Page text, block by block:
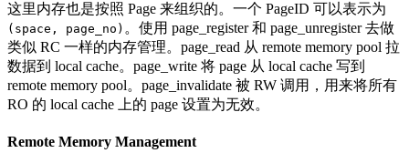
这里内存也是按照 Page 来组织的。一个 PageID 可以表示为
(space, page_no) 。使用 page_register 和 page_unregister 去做
类似 RC 一样的内存管理。page_read 从 remote memory pool 拉
数据到 local cache。page_write 将 page 从 local cache 写到
remote memory pool。page_invalidate 被 RW 调用，用来将所有
RO 的 local cache 上的 page 设置为无效。
Remote Memory Management